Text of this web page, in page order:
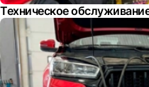
Техническое